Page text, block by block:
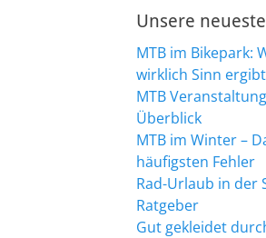
Unsere
MTB im Bikepark:
wirklich Sinn ergibt
MTB
Überblick
MTB im Winter –
häufigsten Fehler
Rad-Urlaub in der
Ratgeber
Gut gekleidet